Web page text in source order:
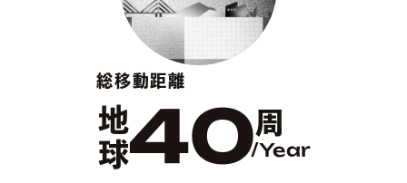
総移動距離
地球40周
/Year